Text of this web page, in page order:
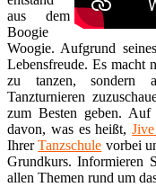
aus dem
Boogie
Woogie. Aufgrund
Lebensfreude. Es macht
zu tanzen, sondern
Tanzturnieren
zum Besten geben.
davon, was es heißt,
IhrerTanzschule vorbei
Grundkurs. Informieren
allen Themen rund um